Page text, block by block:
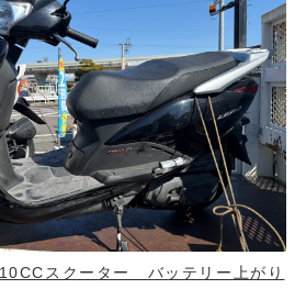
スクーター バッテリー上がり